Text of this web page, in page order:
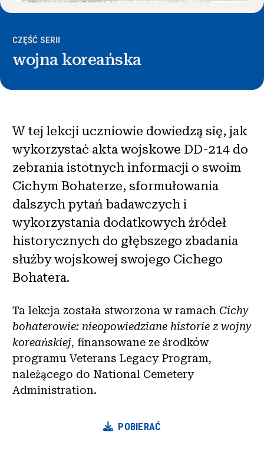
CZĘŚĆ SERII
wojna koreańska
W tej lekcji uczniowie dowiedzą się, jak
wykorzystać akta wojskowe DD-214 do
zebrania istotnych informacji o swoim
Cichym Bohaterze, sformułowania
dalszych pytań badawczych i
wykorzystania dodatkowych źródeł
historycznych do głębszego zbadania
służby wojskowej swojego Cichego
Bohatera.
Ta lekcja została stworzona w ramach Cichy
bohaterowie: nieopowiedziane historie z wojny
koreańskiej, finansowane ze środków
programu Veterans Legacy Program,
należącego do National Cemetery
Administration.
POBIERAĆ